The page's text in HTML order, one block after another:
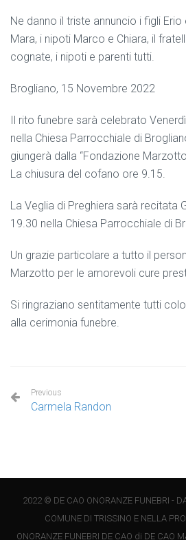
Ne danno il triste annuncio i figli Erio
Mara, i nipoti Marco e Chiara, il
cognate, i nipoti e parenti tutti.
Brogliano, 15 Novembre 2022
Il rito funebre sarà celebrato
nella Chiesa Parrocchiale di
giungerà dalla “Fondazione
La chiusura del cofano ore 9.15.
La Veglia di Preghiera sarà recitata
19.30 nella Chiesa Parrocchiale di
Un grazie particolare a tutto il
Marzotto per le amorevoli cure
Si ringraziano sentitamente tutti
alla cerimonia funebre.
Previous
Carmela Randon
2022 © DE CAO ONORANZE FUNEBRI -
COMUNE DI TRISSINO E NELLA
ONORANZE FUNEBRI DE CAO di DE CAO